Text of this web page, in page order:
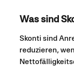
Was sind
Skonti sind
reduzieren,